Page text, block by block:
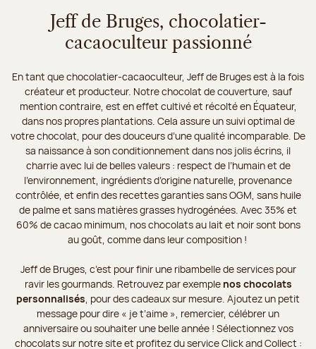
Jeff de Bruges, chocolatier-
cacaoculteur passionné
En tant que chocolatier-cacaoculteur, Jeff de Bruges est à la fois
créateur et producteur. Notre chocolat de couverture, sauf
mention contraire, est en effet cultivé et récolté en Équateur,
dans nos propres plantations. Cela assure un suivi optimal de
votre chocolat, pour des douceurs d’une qualité incomparable. De
sa naissance à son conditionnement dans nos jolis écrins, il
charrie avec lui de belles valeurs : respect de l’humain et de
l’environnement, ingrédients d’origine naturelle, provenance
contrôlée, et enfin des recettes garanties sans OGM, sans huile
de palme et sans matières grasses hydrogénées. Avec 35% et
60% de cacao minimum, nos chocolats au lait et noir sont bons
au goût, comme dans leur composition !
Jeff de Bruges, c’est pour finir une ribambelle de services pour
ravir les gourmands. Retrouvez par exemple nos chocolats
personnalisés , pour des cadeaux sur mesure. Ajoutez un petit
message pour dire « je t’aime », remercier, célébrer un
anniversaire ou souhaiter une belle année ! Sélectionnez vos
chocolats sur notre site et profitez du service Click and Collect :